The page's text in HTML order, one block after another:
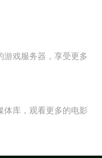
戏服务器，享受更多
体库，观看更多的电影